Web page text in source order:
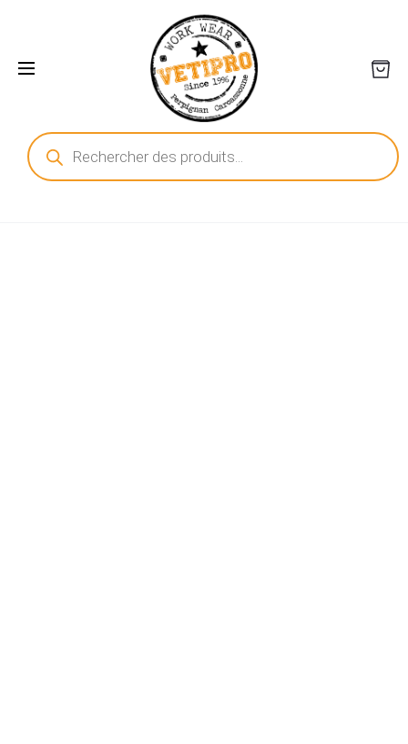
Recherche
de
produits